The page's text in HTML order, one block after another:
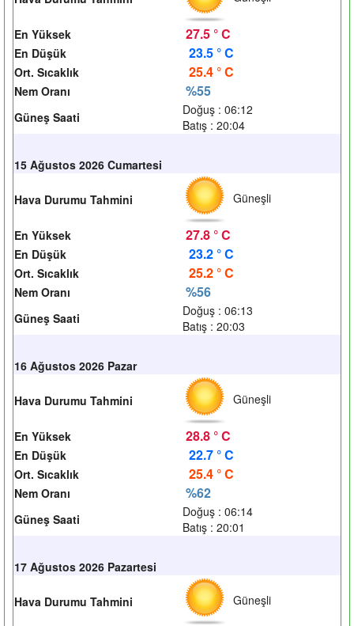
En Yüksek 27.5 ° C
En Düşük 23.5 ° C
Ort. Sıcaklık 25.4 ° C
Nem Oranı %55
Güneş Saati
Doğuş : 06:12
Batış : 20:04
15 Ağustos 2026 Cumartesi
Hava Durumu Tahmini Güneşli
En Yüksek 27.8 ° C
En Düşük 23.2 ° C
Ort. Sıcaklık 25.2 ° C
Nem Oranı %56
Güneş Saati
Doğuş : 06:13
Batış : 20:03
16 Ağustos 2026 Pazar
Hava Durumu Tahmini Güneşli
En Yüksek 28.8 ° C
En Düşük 22.7 ° C
Ort. Sıcaklık 25.4 ° C
Nem Oranı %62
Güneş Saati
Doğuş : 06:14
Batış : 20:01
17 Ağustos 2026 Pazartesi
Hava Durumu Tahmini Güneşli